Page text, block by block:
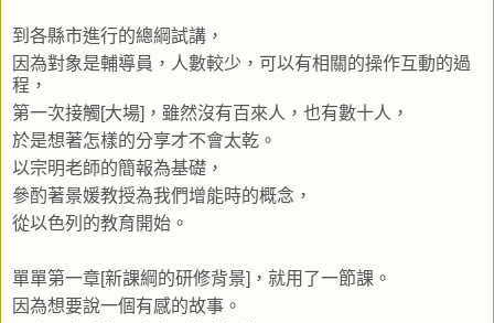
到各縣市進行的總綱試講，
因為對象是輔導員，人數較少，可以有相關的操作互動的過
程，
第一次接觸[大場]，雖然沒有百來人，也有數十人，
於是想著怎樣的分享才不會太乾。
以宗明老師的簡報為基礎，
參酌著景媛教授為我們增能時的概念，
從以色列的教育開始。
單單第一章[新課綱的研修背景]，就用了一節課。
因為想要說一個有感的故事。